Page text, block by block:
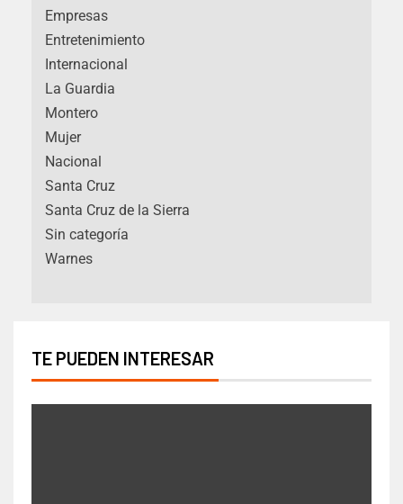
Empresas
Entretenimiento
Internacional
La Guardia
Montero
Mujer
Nacional
Santa Cruz
Santa Cruz de la Sierra
Sin categoría
Warnes
TE PUEDEN INTERESAR